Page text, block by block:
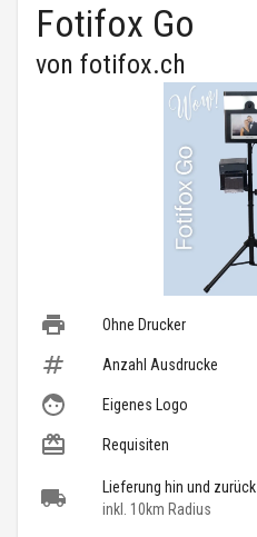
Fotifox Go
von fotifox.ch
Ohne Drucker
Anzahl Ausdrucke
Eigenes Logo
Requisiten
Lieferung hin und zurück
inkl. 10km Radius